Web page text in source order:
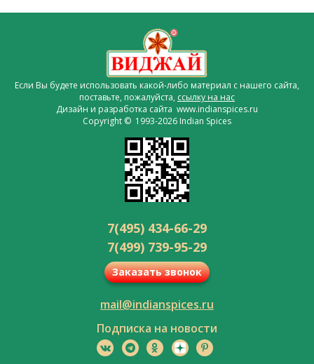
Если Вы будете использовать какой-либо материал с нашего сайта,
поставьте, пожалуйста, ссылку на нас
Дизайн и разработка сайта www.indianspices.ru
Copyright © 1993-2026 Indian Spices
7(495) 434-66-29
7(499) 739-95-29
Заказать звонок
mail@indianspices.ru
Подписка на новости